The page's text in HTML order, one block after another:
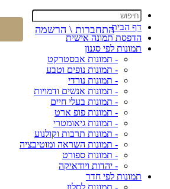
דף הבית
הדפסת תמונה אישית
תמונות לפי סגנון
- תמונות אבסטרקט
- תמונות נופים וטבע
- תמונות נורדי
- תמונות אנשים ודמויות
- תמונות בעלי חיים
- תמונות פופ ארט
- תמונות גיאומטרי
- תמונות תרבות וקולנוע
- תמונות השראה ומוטיבציה
- תמונות ספורט
- יהדות ויודאיקה
תמונות לפי חדר
- תמונות לסלון
התחברות \ הרשמה